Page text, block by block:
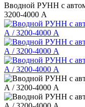
Вводной РУНН с
3200-4000 А